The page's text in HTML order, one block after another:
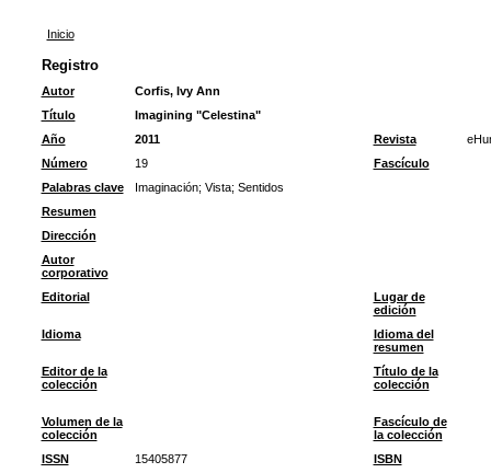
Inicio
Registro
Autor
Corfis, Ivy Ann
Título
Imagining "Celestina"
Año
2011 Revista
Número
19
Fascículo
Palabras clave
Imaginación; Vista; Sentidos
Resumen
Dirección
Autor
corporativo
Editorial
Lugar de
edición
Idioma
Idioma del
resumen
Editor de la
colección
Título de la
colección
Volumen de la
colección
Fascículo de
la colección
ISSN
15405877
ISBN